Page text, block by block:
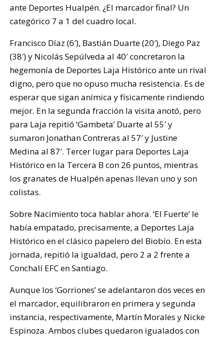
ante Deportes Hualpén. ¿El marcador final? Un
categórico 7 a 1 del cuadro local.
Francisco Díaz (6′), Bastián Duarte (20′), Diego Paz
(38′) y Nicolás Sepúlveda al 40′ concretaron la
hegemonía de Deportes Laja Histórico ante un rival
digno, pero que no opuso mucha resistencia. Es de
esperar que sigan anímica y físicamente rindiendo
mejor. En la segunda fracción la visita anotó, pero
para Laja repitió ‘Gambeta’ Duarte al 55′ y
sumaron Jonathan Contreras al 57′ y Justine
Medina al 87′. Tercer lugar para Deportes Laja
Histórico en la Tercera B con 26 puntos, mientras
los granates de Hualpén apenas llevan uno y son
colistas.
Sobre Nacimiento toca hablar ahora. ‘El Fuerte’ le
había empatado, precisamente, a Deportes Laja
Histórico en el clásico papelero del Biobío. En esta
jornada, repitió la igualdad, pero 2 a 2 frente a
Conchalí EFC en Santiago.
Aunque los ‘Gorriones’ se adelantaron dos veces en
el marcador, equilibraron en primera y segunda
instancia, respectivamente, Martín Morales y Nicke
Espinoza. Ambos clubes quedaron igualados con